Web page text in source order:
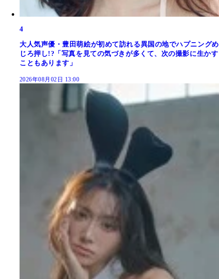
4
大人気声優・豊田萌絵が初めて訪れる異国の地でハプニングめ
じろ押し!?「写真を見ての気づきが多くて、次の撮影に生かす
こともあります」
2026年08月02日 13:00